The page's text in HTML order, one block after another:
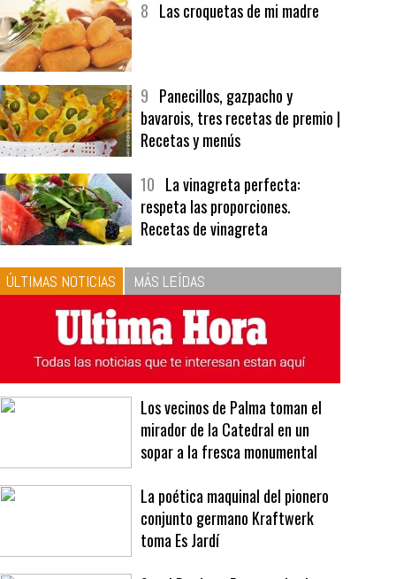
bavarois, tres recetas de premio |
Recetas y menús
respeta las proporciones.
Recetas de vinagreta
ÚLTIMAS NOTICIAS MÁS LEÍDAS
mirador de la Catedral en un
sopar a la fresca monumental